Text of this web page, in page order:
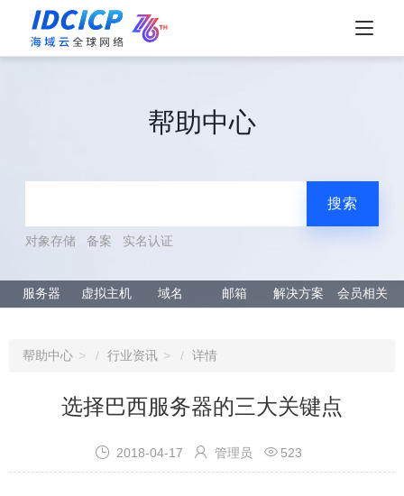
帮助中心
搜索
对象存储 备案 实名认证
服务器 虚拟主机 域名 邮箱 解决方案 会员相关
帮助中心 行业资讯 详情
选择巴西服务器的三大关键点
 2018-04-17  管理员  523